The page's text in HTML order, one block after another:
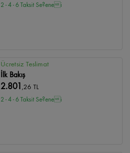
2 - 4 - 6 Taksit Se?enei
Ücretsiz Teslimat
İlk Bakış
2.801 ,26 TL
2 - 4 - 6 Taksit Se?enei